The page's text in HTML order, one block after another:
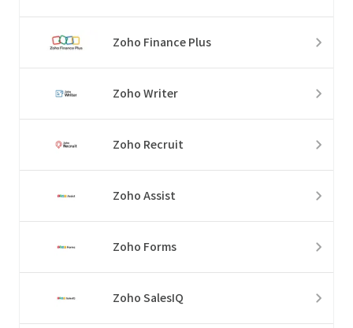
Zoho Finance Plus
Zoho Writer
Zoho Recruit
Zoho Assist
Zoho Forms
Zoho SalesIQ